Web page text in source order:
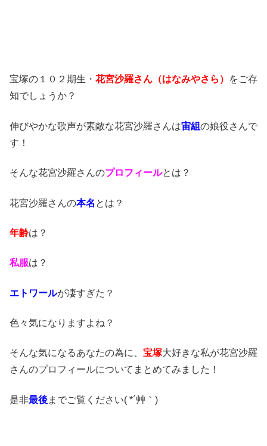
宝塚の１０２期生・ 花宮沙羅さ ん（はなみやさら）
をご存
知でしょうか？
伸びやかな歌声が素敵な花宮沙羅さんは宙組の娘役さんで
す！
そんな花宮沙羅さんのプロフィールとは？
花宮沙羅さんの本名 とは？
年齢は？
私服は？
エトワールが凄すぎた？
色々気になりますよね？
そんな気になるあなたの為に、 宝塚大好きな私が花宮沙羅
さんのプロフィールについてまとめてみました！
是非最後までご覧ください( *´艸｀)